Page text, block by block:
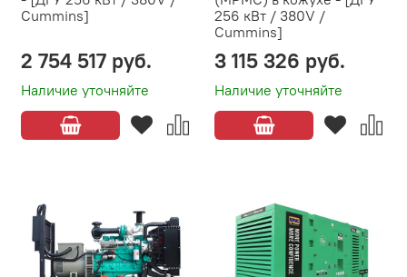
Cummins]
Наличие уточняйте
2 754 517 руб.
256 кВт / 380V /
Cummins]
Наличие уточняйте
3 115 326 руб.